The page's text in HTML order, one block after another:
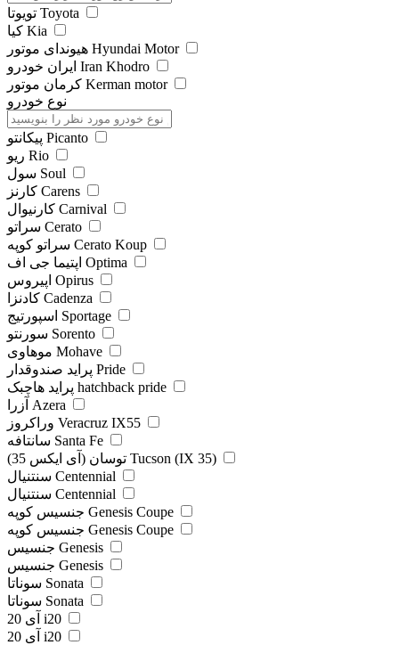
تویوتا Toyota
کیا Kia
هیوندای موتور Hyundai Motor
ایران خودرو Iran Khodro
کرمان موتور Kerman motor
نوع خودرو
پیکانتو Picanto
ریو Rio
سول Soul
کارنز Carens
کارنیوال Carnival
سراتو Cerato
سراتو کوپه Cerato Koup
اپتیما جی اف Optima
اپیروس Opirus
کادنزا Cadenza
اسپورتیج Sportage
سورنتو Sorento
موهاوی Mohave
پراید صندوقدار Pride
پراید هاچبک hatchback pride
آزرا Azera
وراکروز Veracruz IX55
سانتافه Santa Fe
توسان (آی ایکس 35) Tucson (IX 35)
سنتنیال Centennial
سنتنیال Centennial
جنسیس کوپه Genesis Coupe
جنسیس کوپه Genesis Coupe
جنسیس Genesis
جنسیس Genesis
سوناتا Sonata
سوناتا Sonata
آی 20 i20
آی 20 i20